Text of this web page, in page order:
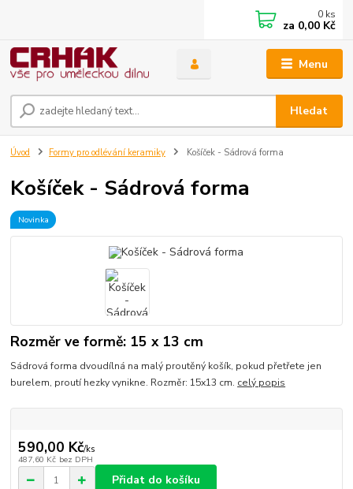
Menu
Hledat
0 ks
za 0,00 Kč
Úvod Formy pro odlévání keramiky Košíček - Sádrová forma
Košíček - Sádrová forma
Novinka
Rozměr ve formě: 15 x 13 cm
Sádrová forma dvoudílná na malý proutěný košík, pokud přetřete jen
burelem, proutí hezky vynikne. Rozměr: 15x13 cm. celý popis
590,00 Kč/ks
487,60 Kč bez DPH
Přidat do košíku